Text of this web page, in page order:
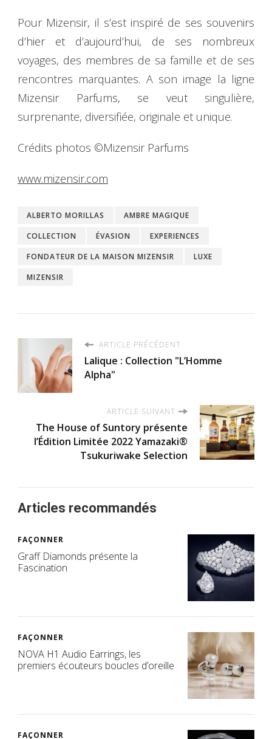
Pour Mizensir, il s’est inspiré de ses souvenirs
d’hier et d’aujourd’hui, de ses nombreux
voyages, des membres de sa famille et de ses
rencontres marquantes. A son image la ligne
Mizensir Parfums, se veut singulière,
surprenante, diversifiée, originale et unique.
Crédits photos ©Mizensir Parfums
www.mizensir.com
ALBERTO MORILLAS
AMBRE MAGIQUE
COLLECTION
ÉVASION
EXPERIENCES
FONDATEUR DE LA MAISON MIZENSIR
LUXE
MIZENSIR
ARTICLE PRÉCÉDENT
Lalique : Collection "L’Homme
Alpha"
ARTICLE SUIVANT
The House of Suntory présente
l’Édition Limitée 2022 Yamazaki®
Tsukuriwake Selection
Articles recommandés
FAÇONNER
Graff Diamonds présente la
Fascination
FAÇONNER
NOVA H1 Audio Earrings, les
premiers écouteurs boucles d’oreille
FAÇONNER